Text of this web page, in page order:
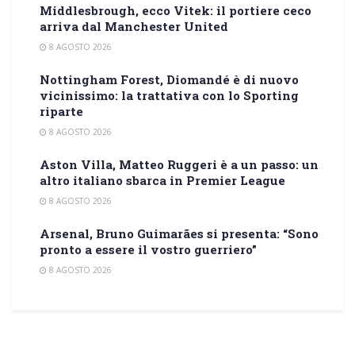
Middlesbrough, ecco Vitek: il portiere ceco
arriva dal Manchester United
8 AGOSTO 2026
Nottingham Forest, Diomandé è di nuovo
vicinissimo: la trattativa con lo Sporting
riparte
8 AGOSTO 2026
Aston Villa, Matteo Ruggeri è a un passo: un
altro italiano sbarca in Premier League
8 AGOSTO 2026
Arsenal, Bruno Guimarães si presenta: “Sono
pronto a essere il vostro guerriero”
8 AGOSTO 2026